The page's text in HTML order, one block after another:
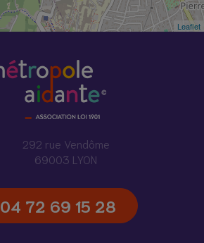
Leaflet
292 rue Vendôme
69003 LYON
04 72 69 15 28